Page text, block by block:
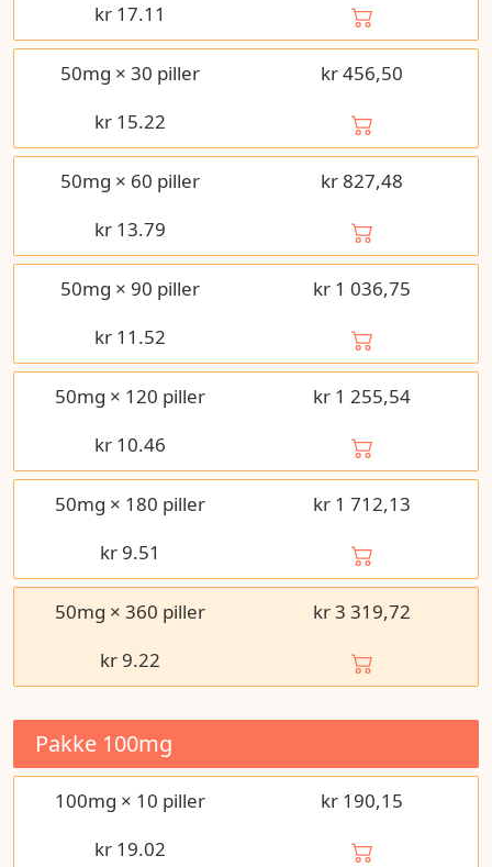
kr 17.11
50mg × 30 piller
kr 456,50
kr 15.22
50mg × 60 piller
kr 827,48
kr 13.79
50mg × 90 piller
kr 1 036,75
kr 11.52
50mg × 120 piller
kr 1 255,54
kr 10.46
50mg × 180 piller
kr 1 712,13
kr9.51
50mg × 360 piller
kr 3 319,72
kr9.22
Pakke 100mg
100mg × 10 piller
kr 190,15
kr 19.02